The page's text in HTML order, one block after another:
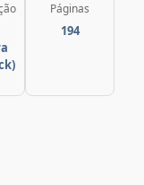
Páginas
194